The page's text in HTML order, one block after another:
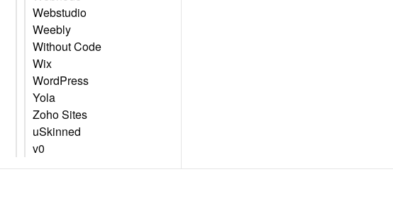
Webstudio
Weebly
Without Code
Wix
WordPress
Yola
Zoho Sites
uSkinned
v0